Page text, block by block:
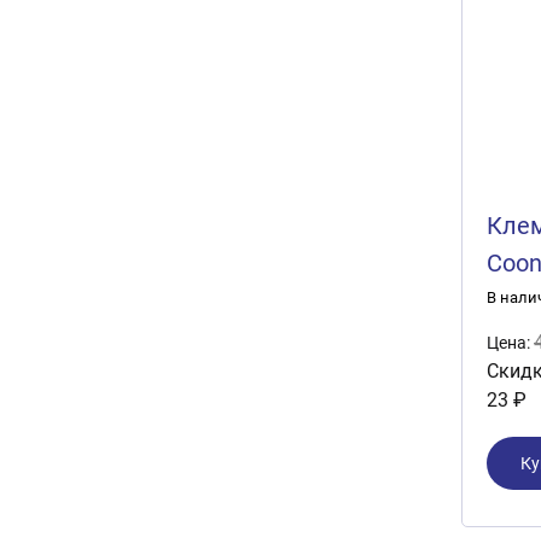
В
Цена:
23 ₽